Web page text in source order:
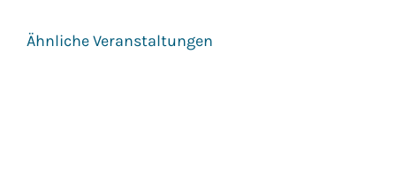
Ähnliche Veranstaltungen